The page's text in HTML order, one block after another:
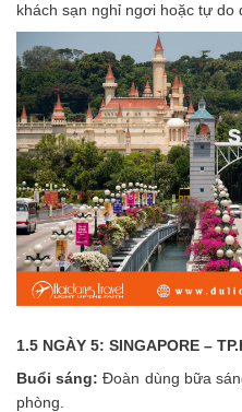
khách sạn nghỉ ngơi hoặc tự do
1.5 NGÀY 5: SINGAPORE –
Buổi sáng: Đoàn dùng bữa
phòng.